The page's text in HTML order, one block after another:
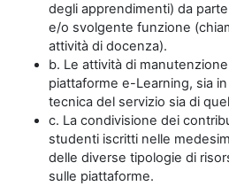
degli apprendimenti) da
e/o svolgente funzione
attività di docenza).
b. Le attività di
piattaforme e-Learning, sia
tecnica del servizio sia di
c. La condivisione dei
studenti iscritti nelle
delle diverse tipologie di
sulle piattaforme.